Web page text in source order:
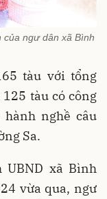
của ngư dân xã Bình
tàu với tổng
tàu có công
hành nghề câu
Sa.
UBND xã Bình
vừa qua, ngư